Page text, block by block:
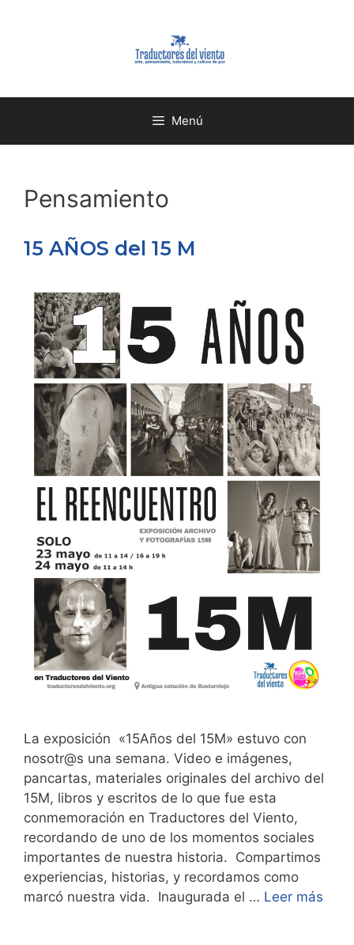
Menú
Pensamiento
15 AÑOS del 15 M
La exposición «15Años del 15M» estuvo con
nosotr@s una semana. Video e imágenes,
pancartas, materiales originales del archivo del
15M, libros y escritos de lo que fue esta
conmemoración en Traductores del Viento,
recordando de uno de los momentos sociales
importantes de nuestra historia. Compartimos
experiencias, historias, y recordamos como
marcó nuestra vida. Inaugurada el … Leer más